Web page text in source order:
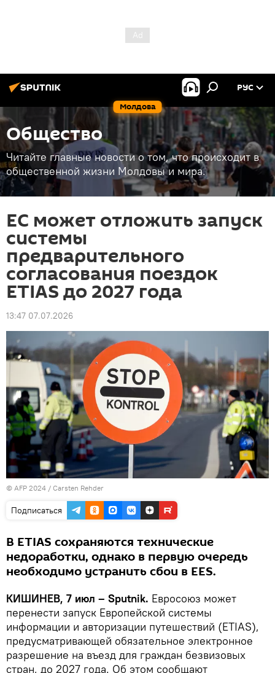
Молдова
РУС
Общество
Читайте главные новости о том, что происходит в
общественной жизни Молдовы и мира.
ЕС может отложить запуск
системы
предварительного
согласования поездок
ETIAS до 2027 года
13:47 07.07.2026
© AFP 2024 / Carsten Rehder
Подписаться
В ETIAS сохраняются технические
недоработки, однако в первую очередь
необходимо устранить сбои в EES.
КИШИНЕВ, 7 июл – Sputnik. Евросоюз может
перенести запуск Европейской системы
информации и авторизации путешествий (ETIAS),
предусматривающей обязательное электронное
разрешение на въезд для граждан безвизовых
стран, до 2027 года. Об этом сообщают